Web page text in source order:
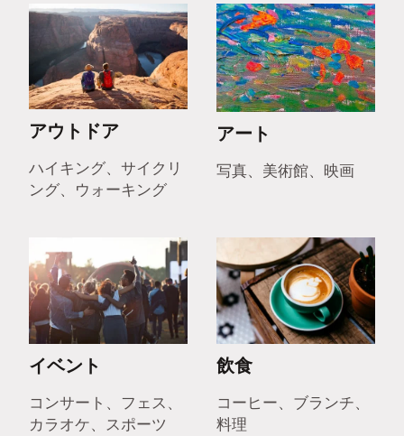
アウトドア
ハイキング、サイクリ
ング、ウォーキング
アート
写真、美術館、映画
イベント
コンサート、フェス、
カラオケ、スポーツ
飲食
コーヒー、ブランチ、
料理